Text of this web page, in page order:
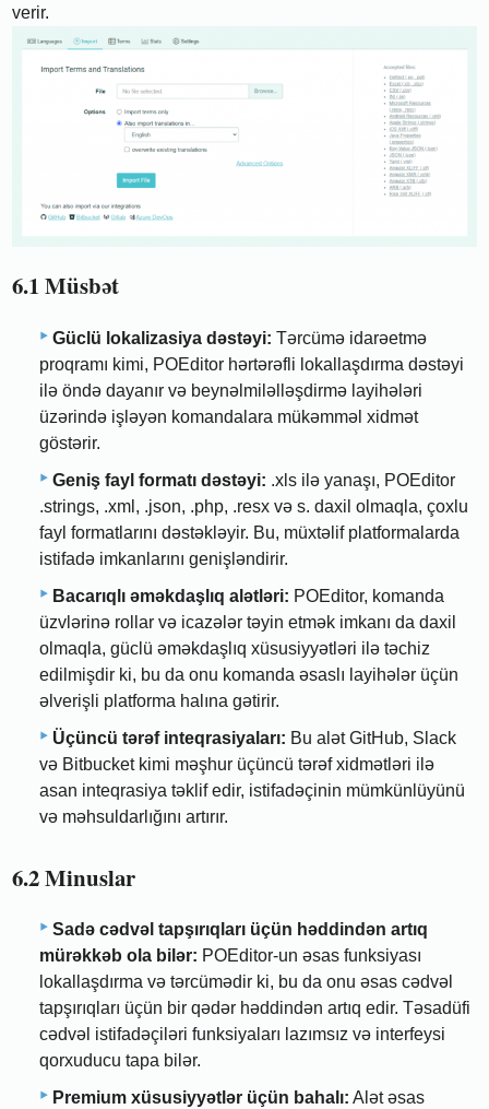
verir.
6.1 Müsbət
Güclü lokalizasiya dəstəyi: Tərcümə idarəetmə
proqramı kimi, POEditor hərtərəfli lokallaşdırma dəstəyi
ilə öndə dayanır və beynəlmiləlləşdirmə layihələri
üzərində işləyən komandalara mükəmməl xidmət
göstərir.
Geniş fayl formatı dəstəyi: .xls ilə yanaşı, POEditor
.strings, .xml, .json, .php, .resx və s. daxil olmaqla, çoxlu
fayl formatlarını dəstəkləyir. Bu, müxtəlif platformalarda
istifadə imkanlarını genişləndirir.
Bacarıqlı əməkdaşlıq alətləri: POEditor, komanda
üzvlərinə rollar və icazələr təyin etmək imkanı da daxil
olmaqla, güclü əməkdaşlıq xüsusiyyətləri ilə təchiz
edilmişdir ki, bu da onu komanda əsaslı layihələr üçün
əlverişli platforma halına gətirir.
Üçüncü tərəf inteqrasiyaları: Bu alət GitHub, Slack
və Bitbucket kimi məşhur üçüncü tərəf xidmətləri ilə
asan inteqrasiya təklif edir, istifadəçinin mümkünlüyünü
və məhsuldarlığını artırır.
6.2 Minuslar
Sadə cədvəl tapşırıqları üçün həddindən artıq
mürəkkəb ola bilər: POEditor-un əsas funksiyası
lokallaşdırma və tərcümədir ki, bu da onu əsas cədvəl
tapşırıqları üçün bir qədər həddindən artıq edir. Təsadüfi
cədvəl istifadəçiləri funksiyaları lazımsız və interfeysi
qorxuducu tapa bilər.
Premium xüsusiyyətlər üçün bahalı: Alət əsas